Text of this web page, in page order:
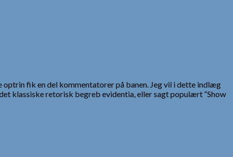
fik en del kommentatorer på banen. Jeg vil i dette indlæg
klassiske retorisk begreb evidentia, eller sagt populært “Show